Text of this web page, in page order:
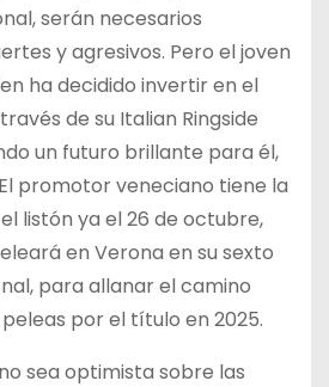
serán necesarios
y agresivos. Pero el joven
ha decidido invertir en el
de su Italian Ringside
un futuro brillante para él,
promotor veneciano tiene la
listón ya el 26 de octubre,
en Verona en su sexto
para allanar el camino
por el título en 2025.
sea optimista sobre las